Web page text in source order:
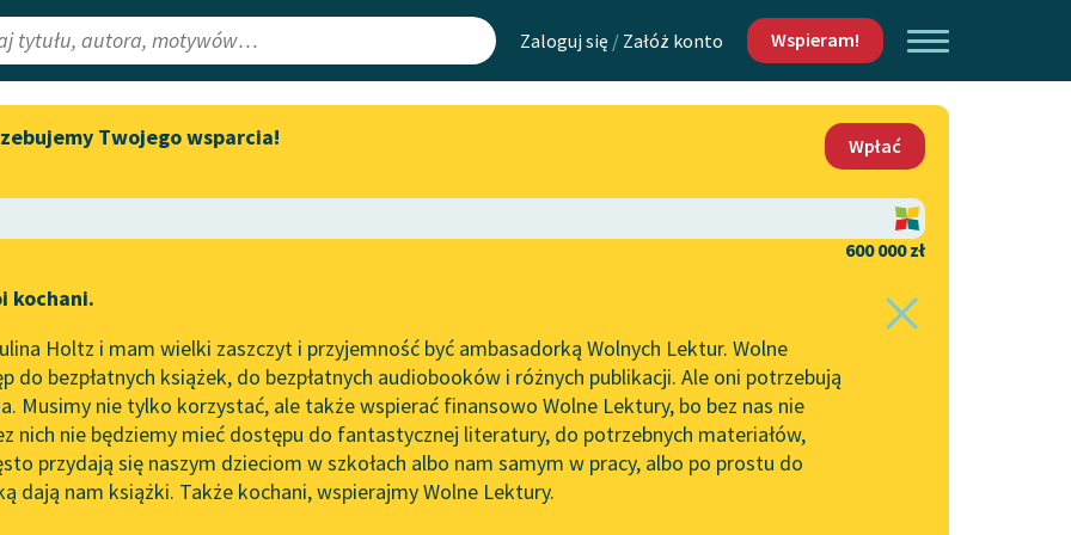
Zaloguj się / Załóż konto Wspieram!
Lektury
redakcyjne
Aktualności
Zapraszamy na spotkanie
literatury skandynawskiej
Wolne Lektury na 32.
Pol’and’Rock Festivalu
„Kochanek Lady Chatterley”
do słuchania na Wolnych
Lekturach
Nowy audiobook – „Marzenie
Mapa Wolnych Lektur
Leśmianator
API
OAI-PMH
Widget Wolnych Lektur
Kontakt
O projekcie
Zasady wykorzystania
Wolnych Lektur
Logotypy
Materiały promocyjne
Twojego wsparcia!
Wpłać
600 000 zł
kochani.
Holtz i mam wielki zaszczyt i przyjemność być ambasadorką Wolnych Lektur. Wolne
do bezpłatnych książek, do bezpłatnych audiobooków i różnych publikacji. Ale oni potrzebują
Musimy nie tylko korzystać, ale także wspierać finansowo Wolne Lektury, bo bez nas nie
nich nie będziemy mieć dostępu do fantastycznej literatury, do potrzebnych materiałów,
przydają się naszym dzieciom w szkołach albo nam samym w pracy, albo po prostu do
dają nam książki. Także kochani, wspierajmy Wolne Lektury.
Pożegnanie z Marią